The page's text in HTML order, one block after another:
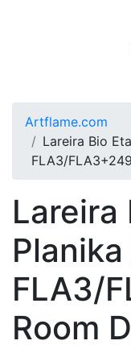
Artflame.com
Lareira Bio
FLA3/
Lareira
FLA3/
Room